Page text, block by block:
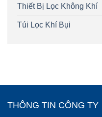
Thiết Bị Lọc Không Khí
Túi Lọc Khí Bụi
THÔNG TIN CÔNG TY